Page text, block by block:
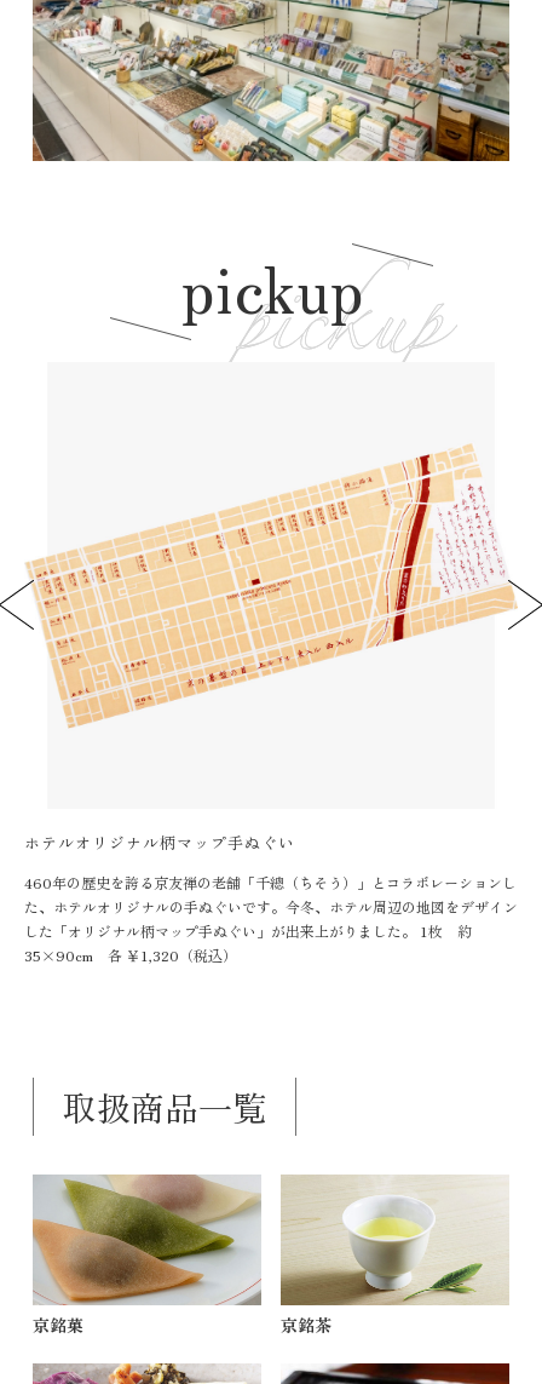
pickup
ホテルオリジナル柄マップ手ぬぐい
460年の歴史を誇る京友禅の老舗「千總（ちそう）」とコラボレーションし
た、ホテルオリジナルの手ぬぐいです。今冬、ホテル周辺の地図をデザイン
した「オリジナル柄マップ手ぬぐい」が出来上がりました。 1枚 約
35×90cm 各 ￥1,320（税込）
取扱商品一覧
京銘菓 京銘茶